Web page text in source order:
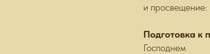
и просвещение:
Подготовка к
Господнем